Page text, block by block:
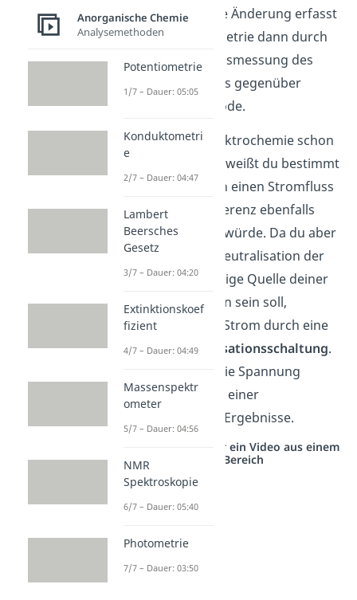
Messelektrode. Diese Änderung erfasst
du bei der Potentiometrie dann durch
die stetige Spannungsmessung des
konstanten Potentials gegenüber
deiner Bezugselektrode.
Wenn du dich mit Elektrochemie schon
gut auskennst, dann weißt du bestimmt
auch, dass sich durch einen Stromfluss
diese Spannungsdifferenz ebenfalls
über die Zeit ändern würde. Da du aber
möchtest, dass die Neutralisation der
Probelösung die einzige Quelle deiner
Potential-Änderungen sein soll,
blockierst du diesen Strom durch eine
Spannungs-Kompensationsschaltung.
Über die kannst du die Spannung
messen ohne Gefahr einer
Verfälschung deiner Ergebnisse.
Studyflix vernetzt: Hier ein Video aus einem
anderen Bereich
Anorganische Chemie
Analysemethoden
Potentiometrie
1/7 – Dauer: 05:05
Konduktometri
e
2/7 – Dauer: 04:47
Lambert
Beersches
Gesetz
3/7 – Dauer: 04:20
Extinktionskoef
fizient
4/7 – Dauer: 04:49
Massenspektr
ometer
5/7 – Dauer: 04:56
NMR
Spektroskopie
6/7 – Dauer: 05:40
Photometrie
7/7 – Dauer: 03:50